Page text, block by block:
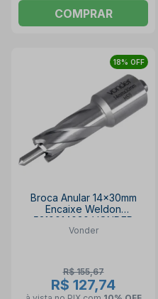
COMPRAR
18% OFF
Broca Anular 14x30mm
Encaixe Weldon
5310014030 VONDER
Vonder
R$ 155,67
R$ 127,74